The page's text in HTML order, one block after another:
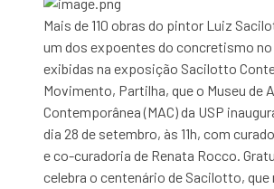
Mais de 110 obras do pintor Luiz
um dos expoentes do concretismo no
exibidas na exposição Sacilotto
Movimento, Partilha, que o Museu de
Contemporânea (MAC) da USP
dia 28 de setembro, às 11h, com
e co-curadoria de Renata Rocco.
celebra o centenário de Sacilotto, que